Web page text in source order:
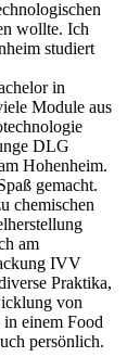
wollte. Ich
studiert
in
Module aus
DLG
Hohenheim.
gemacht.
chemischen
am
IVV
Praktika,
von
einem Food
persönlich.